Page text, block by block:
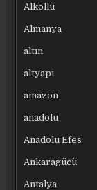
Alkollü
Almanya
altın
altyapı
amazon
anadolu
Anadolu Efes
Ankaragücü
Antalya